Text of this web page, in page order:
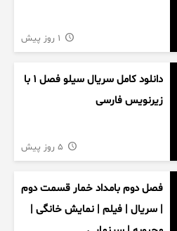
دانلود کامل سریال سیلو فصل ۱ با
زیرنویس فارسی
فصل دوم بامداد خمار قسمت دوم
| سریال | فیلم | نمایش خانگی |